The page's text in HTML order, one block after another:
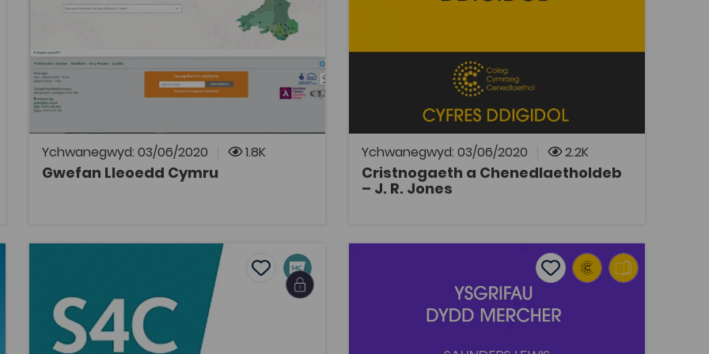
Ychwanegwyd: 03/06/2020 1.8K
Gwefan Lleoedd Cymru
Hanes
Mae gwefan Lleoedd Cymru yn caniatau i chi
chwilio a darganfod eitemau neu wybodaeth
berthnasol o gasgliadau Llyfrgell
Genedlaethol Cymru ar ryngwyneb
daearyddol.
Ychwanegwyd: 03/06/2020 2.2K
Cristnogaeth a Chenedlaetholdeb
– J. R. Jones
DECHE
Adnodd Coleg Cymraeg
Trafodaeth gan yr athronydd Cymreig, J. R.
Jones am berthynas dirywiad addoli
Cristnogol yng Nghymru â chrebachiad
hunaniaeth y Cymry a'r iaith Gymraeg.
AGOR
Rhai sylwadau ar hanes e-gyfnodolyn academaidd Cymraeg' (2019)
Ar Drywydd Dic Aberdaron (2007)
Add to favourites
Add to favourites
Ar Drywydd Dic Aberdaron (2007)
Tagiau
Hanes
Celf a Dylunio
Ysgrifau Dydd Mercher – Saunders Lewis
Add to favourites
Add to favourites
Ysgrifau Dydd Mercher – Saunders